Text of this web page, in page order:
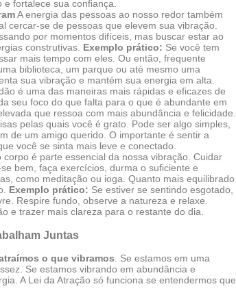
e fortalece sua confiança.
A energia das pessoas ao nosso redor também
cercar-se de pessoas que elevem sua vibração.
por momentos difíceis, mas buscar estar ao
construtivas. Exemplo prático: Se você tem
mais tempo com eles. Ou então, frequente
biblioteca, um parque ou até mesmo uma
sua vibração e mantém sua energia em alta.
é uma das maneiras mais rápidas e eficazes de
seu foco do que falta para o que é abundante em
que ressoa com mais abundância e felicidade.
pelas quais você é grato. Pode ser algo simples,
de um amigo querido. O importante é sentir a
você se sinta mais leve e conectado.
corpo é parte essencial da nossa vibração. Cuidar
bem, faça exercícios, durma o suficiente e
como meditação ou ioga. Quanto mais equilibrado
Exemplo prático: Se estiver se sentindo esgotado,
Respire fundo, observe a natureza e relaxe.
e trazer mais clareza para o restante do dia.
Juntas
o que vibramos . Se estamos em uma
Se estamos vibrando em abundância e
A Lei da Atração só funciona se entendermos que